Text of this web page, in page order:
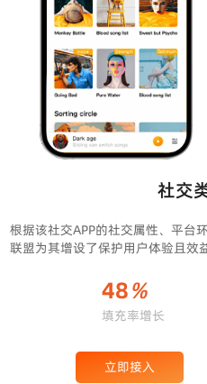
社交
根据该社交APP的社交属性、平台
联盟为其增设了保护用户体验且效
48%
填充率增长
立即接入